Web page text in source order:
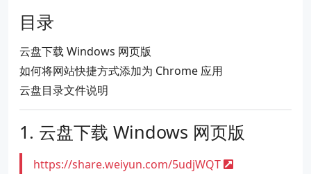
目录
云盘下载 Windows 网页版
如何将网站快捷方式添加为 Chrome 应用
云盘目录文件说明
云盘下载 Windows 网页版
https://share.weiyun.com/5udjWQT